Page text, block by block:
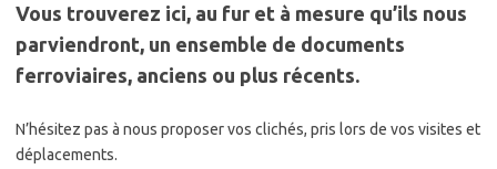
Vous trouverez ici, au fur et à mesure qu’ils nous
parviendront, un ensemble de documents
ferroviaires, anciens ou plus récents.
N’hésitez pas à nous proposer vos clichés, pris lors de vos visites et
déplacements.